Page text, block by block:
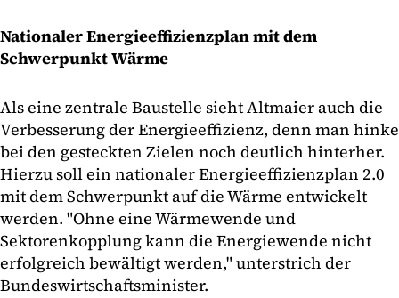
Nationaler Energieeffizienzplan mit dem
Schwerpunkt Wärme
Als eine zentrale Baustelle sieht Altmaier auch die
Verbesserung der Energieeffizienz, denn man hinke
bei den gesteckten Zielen noch deutlich hinterher.
Hierzu soll ein nationaler Energieeffizienzplan 2.0
mit dem Schwerpunkt auf die Wärme entwickelt
werden. "Ohne eine Wärmewende und
Sektorenkopplung kann die Energiewende nicht
erfolgreich bewältigt werden," unterstrich der
Bundeswirtschaftsminister.